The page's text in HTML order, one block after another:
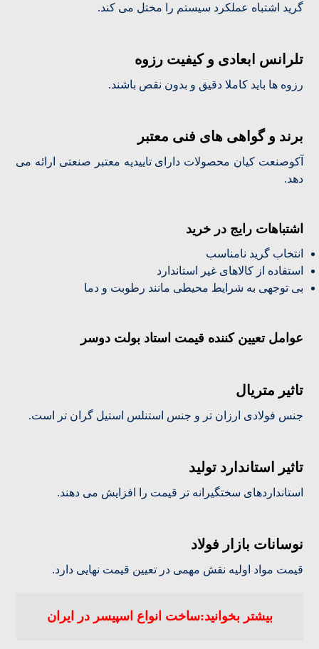
گرید اشتباه عملکرد سیستم را مختل می کند.
تلرانس ابعادی و کیفیت رزوه
رزوه ها باید کاملا دقیق و بدون نقص باشند.
برند و گواهی های فنی معتبر
آکوصنعت کیان محصولات دارای تاییدیه معتبر صنعتی ارائه می
دهد.
اشتباهات رایج در خرید
انتخاب گرید نامناسب
استفاده از کالاهای غیر استاندارد
بی توجهی به شرایط محیطی مانند رطوبت و دما
عوامل تعیین کننده قیمت استاد بولت دوسر
تاثیر متریال
جنس فولادی ارزان تر و جنس استنلس استیل گران تر است.
تاثیر استاندارد تولید
استانداردهای سختگیرانه تر قیمت را افزایش می دهند.
نوسانات بازار فولاد
قیمت مواد اولیه نقش مهمی در تعیین قیمت نهایی دارد.
بیشتر بخوانید:ساخت انواع اسپیسر در ایران